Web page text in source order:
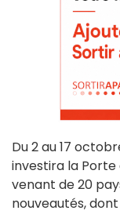
Du 2 au 17
investira la Porte
venant de 20
nouveautés,